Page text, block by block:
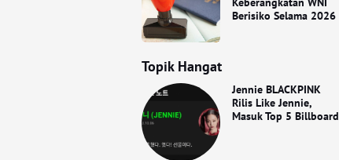
Berisiko Selama 2026
Topik Hangat
Jennie BLACKPINK
Rilis Like Jennie,
Masuk Top 5 Billboard